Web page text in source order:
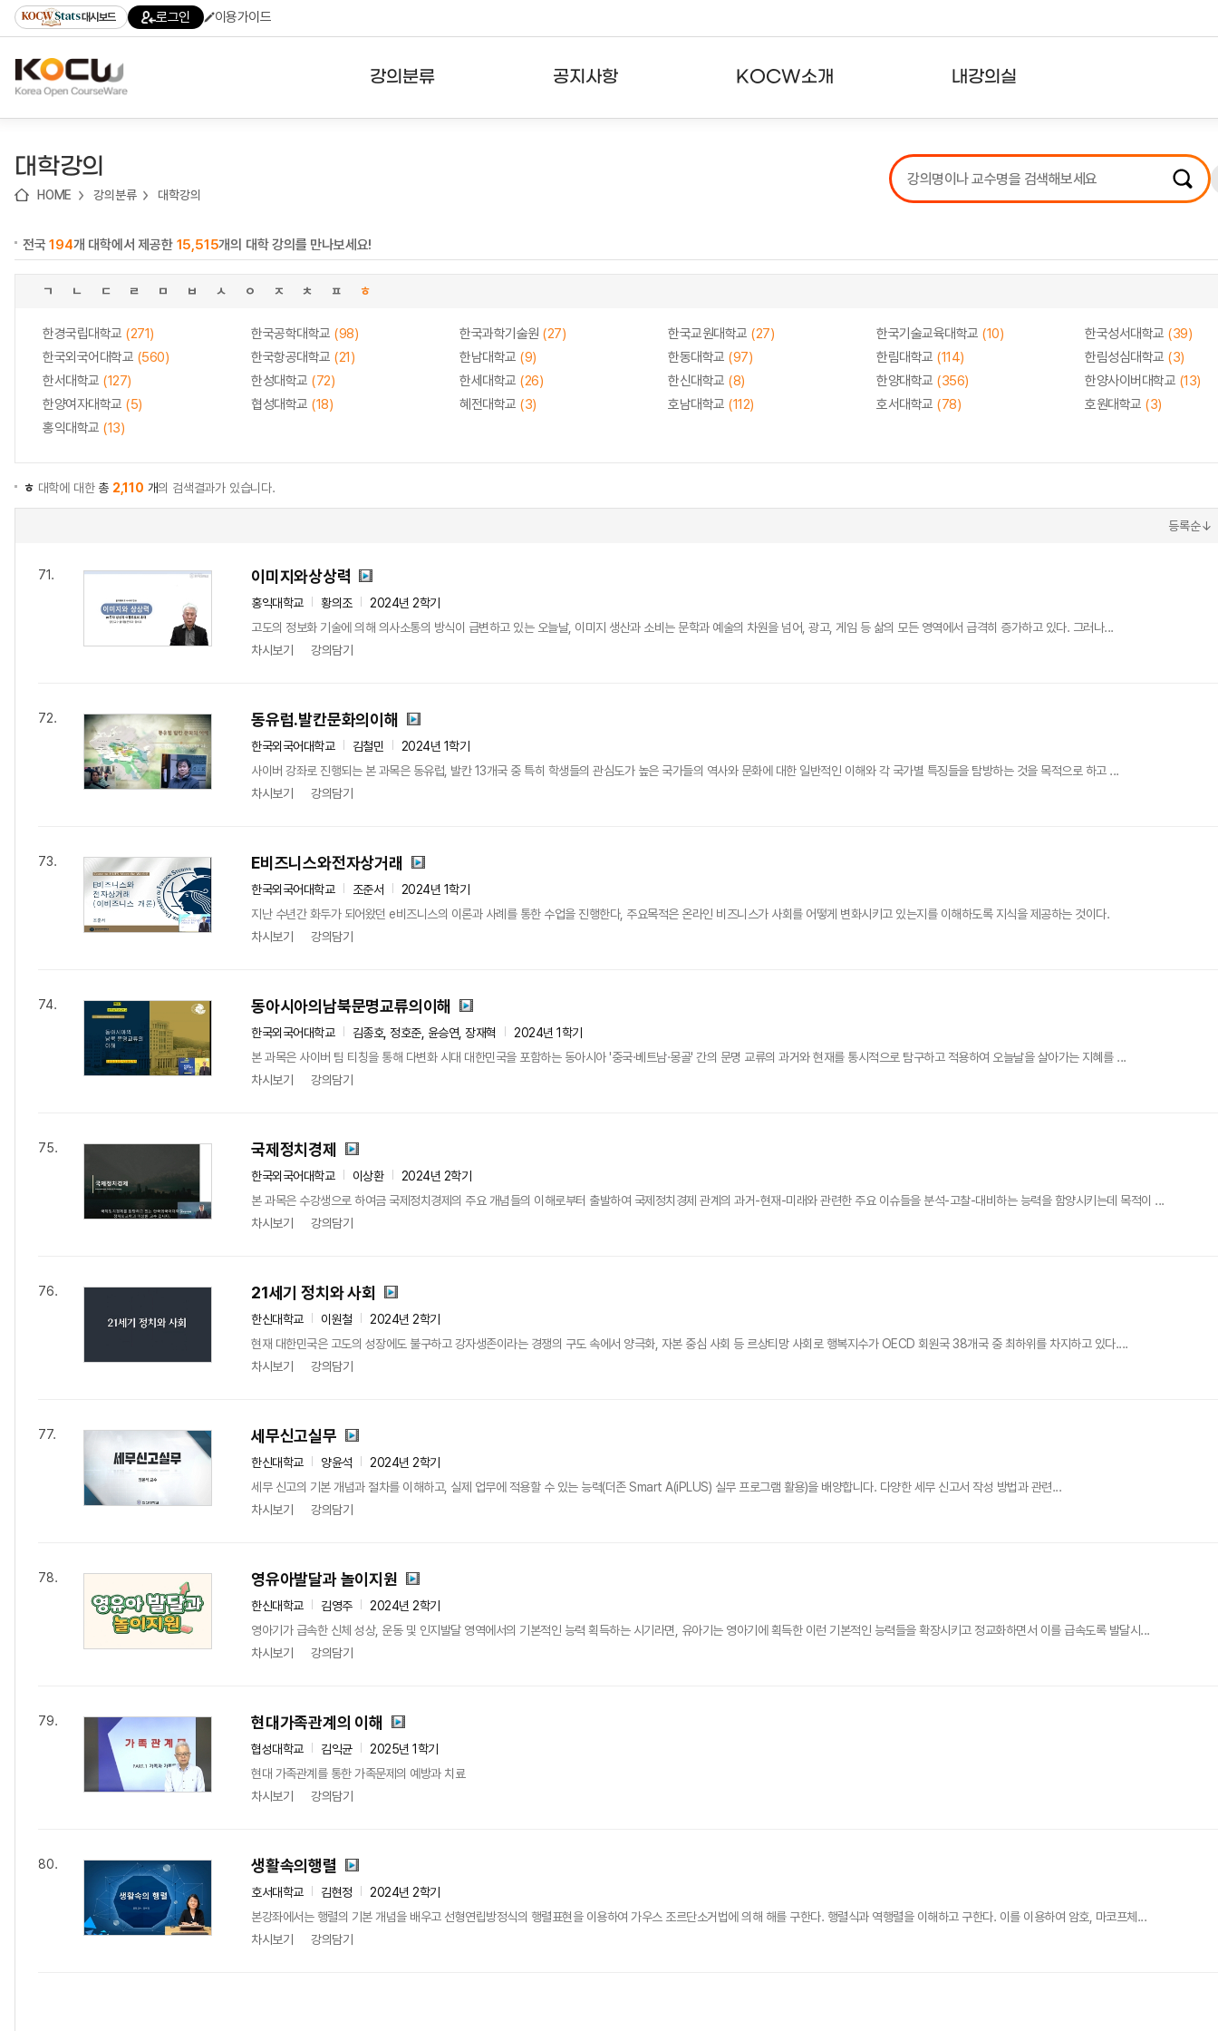
기
기
기
content)
가
대시보드 로그인 이용가이드
강의분류 공지사항 KOCW소개 내강의실
강의리스트
수강확인증강의
대학강의
HOME 강의분류 대학강의
전국194개 대학에서 제공한 15,515개의 대학 강의를 만나보세요!
ㄱ ㄴ ㄷ ㄹ ㅁ ㅂ ㅅ ㅇ ㅈ ㅊ ㅍ ㅎ
한경국립대학교 (271) 한국공학대학교 (98) 한국과학기술원 (27) 한국교원대학교 (27) 한국기술교육대학교 (10) 한국성서대학교 (39)
한국외국어대학교 (560) 한국항공대학교 (21) 한남대학교 (9) 한동대학교 (97) 한림대학교 (114) 한림성심대학교 (3)
한서대학교 (127) 한성대학교 (72) 한세대학교 (26) 한신대학교 (8) 한양대학교 (356) 한양사이버대학교 (13)
한양여자대학교 (5) 협성대학교 (18) 혜전대학교 (3) 호남대학교 (112) 호서대학교 (78) 호원대학교 (3)
홍익대학교 (13)
ㅎ 대학에 대한총 2,110 개의 검색결과가 있습니다.
등록순↓
71. 이미지와상상력
홍익대학교 황의조
2024년 2학기
고도의 정보화 기술에 의해 의사소통의 방식이 급변하고 있는 오늘날, 이미지 생산과 소비는 문학과 예술의 차원을 넘어, 광고, 게임 등 삶의 모든 영역에서 급격히 증가하고 있다. 그러나...
차시보기
강의담기
72. 동유럽.발칸문화의이해
한국외국어대학교 김철민
2024년 1학기
사이버 강좌로 진행되는 본 과목은 동유럽, 발칸 13개국 중 특히 학생들의 관심도가 높은 국가들의 역사와 문화에 대한 일반적인 이해와 각 국가별 특징들을 탐방하는 것을 목적으로 하고 ...
차시보기
강의담기
73. E비즈니스와전자상거래
한국외국어대학교 조준서
2024년 1학기
지난 수년간 화두가 되어왔던 e비즈니스의 이론과 사례를 통한 수업을 진행한다, 주요목적은 온라인 비즈니스가 사회를 어떻게 변화시키고 있는지를 이해하도록 지식을 제공하는 것이다.
차시보기
강의담기
74. 동아시아의남북문명교류의이해
한국외국어대학교 김종호, 정호준, 윤승연, 장재혁
2024년 1학기
본 과목은 사이버 팀 티칭을 통해 다변화 시대 대한민국을 포함하는 동아시아 '중국·베트남·몽골' 간의 문명 교류의 과거와 현재를 통시적으로 탐구하고 적용하여 오늘날을 살아가는 지혜를 ...
차시보기
강의담기
75. 국제정치경제
한국외국어대학교 이상환
2024년 2학기
본 과목은 수강생으로 하여금 국제정치경제의 주요 개념들의 이해로부터 출발하여 국제정치경제 관계의 과거-현재-미래와 관련한 주요 이슈들을 분석-고찰-대비하는 능력을 함양시키는데 목적이 ...
차시보기
강의담기
76. 21세기 정치와 사회
한신대학교 이원철
2024년 2학기
현재 대한민국은 고도의 성장에도 불구하고 강자생존이라는 경쟁의 구도 속에서 양극화, 자본 중심 사회 등 르상티망 사회로 행복지수가 OECD 회원국 38개국 중 최하위를 차지하고 있다....
차시보기
강의담기
77. 세무신고실무
한신대학교 양윤석
2024년 2학기
세무 신고의 기본 개념과 절차를 이해하고, 실제 업무에 적용할 수 있는 능력(더존 Smart A(iPLUS) 실무 프로그램 활용)을 배양합니다. 다양한 세무 신고서 작성 방법과 관련...
차시보기
강의담기
78. 영유아발달과 놀이지원
한신대학교 김영주
2024년 2학기
영아기가 급속한 신체 성상, 운동 및 인지발달 영역에서의 기본적인 능력 획득하는 시기라면, 유아기는 영아기에 획득한 이런 기본적인 능력들을 확장시키고 정교화하면서 이를 급속도록 발달시...
차시보기
강의담기
79. 현대가족관계의 이해
협성대학교 김익균
2025년 1학기
현대 가족관계를 통한 가족문제의 예방과 치료
차시보기
강의담기
80. 생활속의행렬
호서대학교 김현정
2024년 2학기
본강좌에서는 행렬의 기본 개념을 배우고 선형연립방정식의 행렬표현을 이용하여 가우스 조르단소거법에 의해 해를 구한다. 행렬식과 역행렬을 이해하고 구한다. 이를 이용하여 암호, 마코프체...
차시보기
강의담기